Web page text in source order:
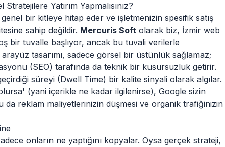
Yatırım Yapmalısınız?
bir kitleye hitap eder ve işletmenizin spesifik satış
sahip değildir. Mercuris Soft olarak biz, İzmir web
bir tuvalle başlıyor, ancak bu tuvali verilerle
tasarımı, sadece görsel bir üstünlük sağlamaz;
(SEO) tarafında da teknik bir kusursuzluk getirir.
süreyi (Dwell Time) bir kalite sinyali olarak algılar.
(yani içerikle ne kadar ilgilenirse), Google sizin
reklam maliyetlerinizin düşmesi ve organik trafiğinizin
onların ne yaptığını kopyalar. Oysa gerçek strateji,